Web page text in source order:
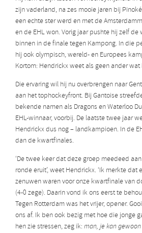
zijn vaderland, na zes mooie jaren bij
een echte ster werd en met de
en de EHL won. Vorig jaar pushte hij zelf
binnen in de finale tegen Kampong. In die
hij ook olympisch, wereld- en Europees
Kortom: Hendrickx weet als geen ander
Die ervaring wil hij nu overbrengen naar
aan het tophockeyfront. Bij Gantoise
bekende namen als Dragons en Waterloo
EHL-winnaar, voorbij. De laatste twee jaar
Hendrickx dus nog – landkampioen. In de
dan de kwartfinales.
‘De twee keer dat deze groep meedeed
ronde eruit’, weet Hendrickx. ‘Ik merkte dat
zenuwen waren voor onze kwartfinale van
(4-0 zege). Daarin vond ik ons eerst te
Tegen Rotterdam was het vrijer, opener.
ons af. Ik ben ook bezig met hoe die jonge
hen zie stressen, zeg ik: man, je kan